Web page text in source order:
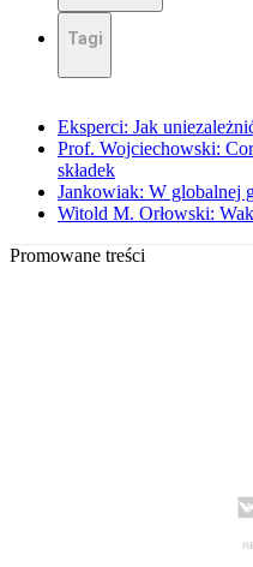
Tagi
Eksperci: Jak
Prof. Wojciechowski:
składek
Jankowiak: W globalnej
Witold M. Orłowski:
Promowane treści